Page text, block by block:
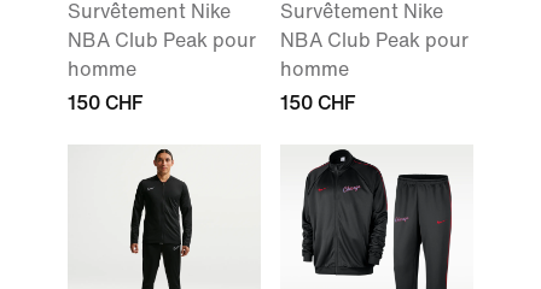
Survêtement Nike
NBA Club Peak pour
homme
150 CHF
Survêtement Nike
NBA Club Peak pour
homme
150 CHF